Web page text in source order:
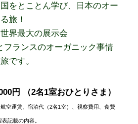
をとことん学び、日本のオー
旅！
界最大の展示会
フランスのオーガニック事情
です。
円 （2名1室おひとりさま）
空運賃、宿泊代（2名1室）、視察費用、食費
記載の内容。